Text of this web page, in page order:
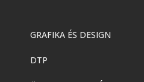
GRAFIKA ÉS DESIGN
DTP